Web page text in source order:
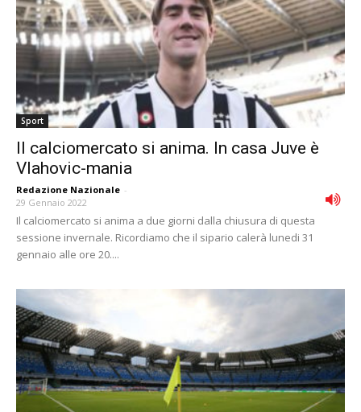
Sport
Il calciomercato si anima. In casa Juve è
Vlahovic-mania
Redazione Nazionale -
29 Gennaio 2022
Il calciomercato si anima a due giorni dalla chiusura di questa
sessione invernale. Ricordiamo che il sipario calerà lunedi 31
gennaio alle ore 20....